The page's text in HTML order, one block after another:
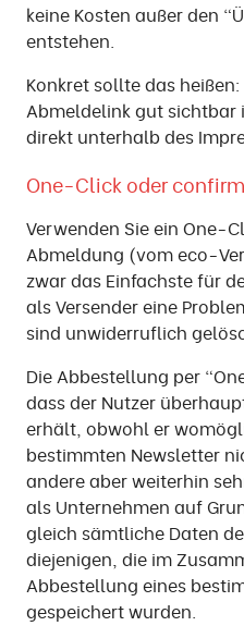
keine Kosten außer den
entstehen.
Konkret sollte das
Abmeldelink gut sichtbar
direkt unterhalb des
One-Click oder
Verwenden Sie ein One-
Abmeldung (vom eco-
zwar das Einfachste für
als Versender eine
sind unwiderruflich
Die Abbestellung per
dass der Nutzer
erhält, obwohl er
bestimmten Newsletter
andere aber weiterhin
als Unternehmen auf
gleich sämtliche Daten
diejenigen, die im
Abbestellung eines
gespeichert wurden.